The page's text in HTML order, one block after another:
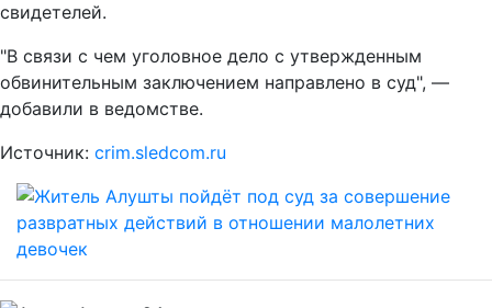
свидетелей.
"В связи с чем уголовное дело с утвержденным
обвинительным заключением направлено в суд", —
добавили в ведомстве.
Источник: crim.sledcom.ru